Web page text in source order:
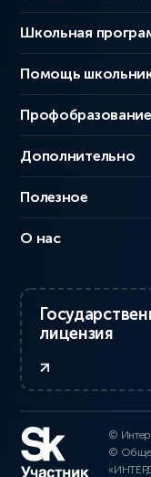
Школьная
Помощь
Профобразование
Дополнительно
Полезное
О нас
лицензия
©
©